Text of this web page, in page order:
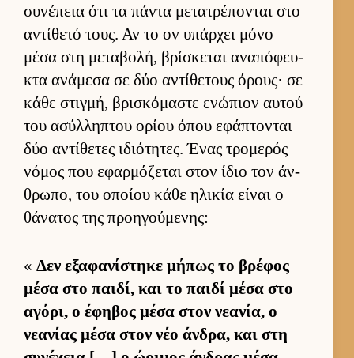
συνέπεια ότι τα πάντα μετατρέπονται στο
αντίθετό τους. Αν το ον υπάρ­χει μόνο
μέσα στη μεταβολή, βρίσκεται αναπόφευ­
κτα ανάμεσα σε δύο αντίθετους όρους· σε
κάθε στιγ­μή, βρισκόμαστε ενώπιον αυ­τού
του ασύλ­ληπτου ορίου όπου εφάπτονται
δύο αντίθετες ιδιότητες. Ένας τρομερός
νόμος που εφαρ­μόζεται στον ίδιο τον άν­
θρωπο, του οποίου κάθε ηλικία εί­ναι ο
θάνατος της προη­γού­μενης:
« Δεν εξαφανίστηκε μήπως το βρέφος
μέσα στο παι­δί, και το παιδί μέσα στο
αγόρι, ο έφηβος μέσα στον νεανία, ο
νεανίας μέσα στον νέο άν­δρα, και στη